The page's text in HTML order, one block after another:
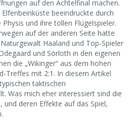
auf den Achtelfinal machen.
Elfenbeinküste beeindruckte durch
Physis und ihre tollen Flügelspieler.
auf der anderen Seite hatte
Haaland und Top-Spieler
und Sörloth in den eigenen
die „Wikinger“ aus dem hohen
Treffes mit 2:1. In diesem Artikel
taktischen
Was mich eher interessiert sind die
und deren Effekte auf das Spiel,